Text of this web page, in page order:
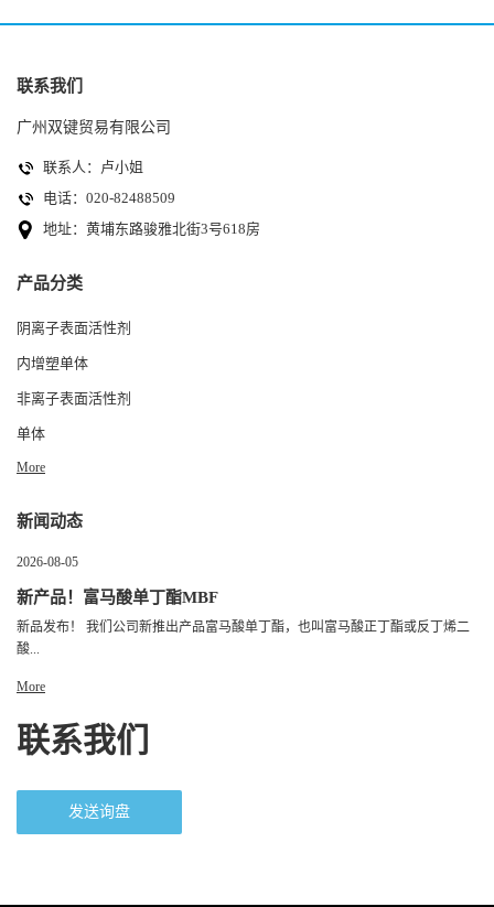
联系我们
广州双键贸易有限公司
联系人：卢小姐
电话：020-82488509
地址：黄埔东路骏雅北街3号618房
产品分类
阴离子表面活性剂
内增塑单体
非离子表面活性剂
单体
More
新闻动态
2026-08-05
新产品！富马酸单丁酯MBF
新品发布！ 我们公司新推出产品富马酸单丁酯，也叫富马酸正丁酯或反丁烯二
酸...
More
联系我们
发送询盘